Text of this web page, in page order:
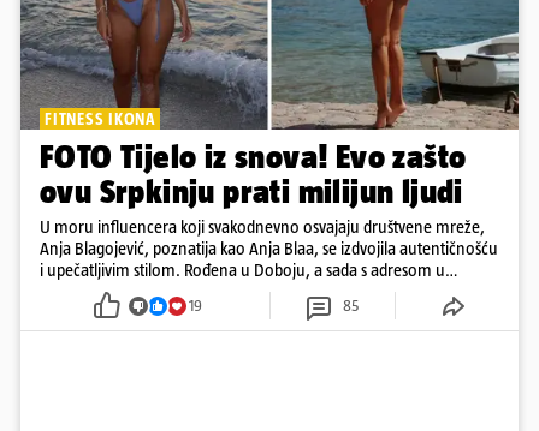
FITNESS IKONA
FOTO Tijelo iz snova! Evo zašto
ovu Srpkinju prati milijun ljudi
U moru influencera koji svakodnevno osvajaju društvene mreže,
Anja Blagojević, poznatija kao Anja Blaa, se izdvojila autentičnošću
i upečatljivim stilom. Rođena u Doboju, a sada s adresom u
Dubaiju, Anja je spoj glamura, discipline i mladenačke energije
19 85